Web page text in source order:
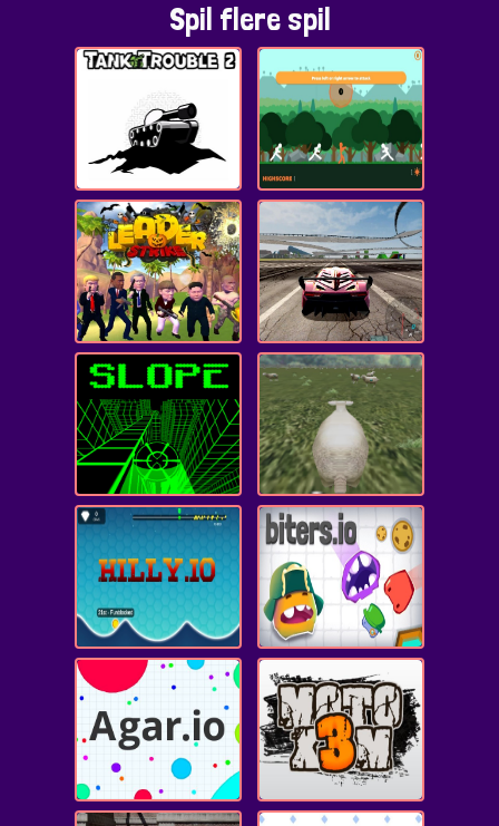
Spil flere spil